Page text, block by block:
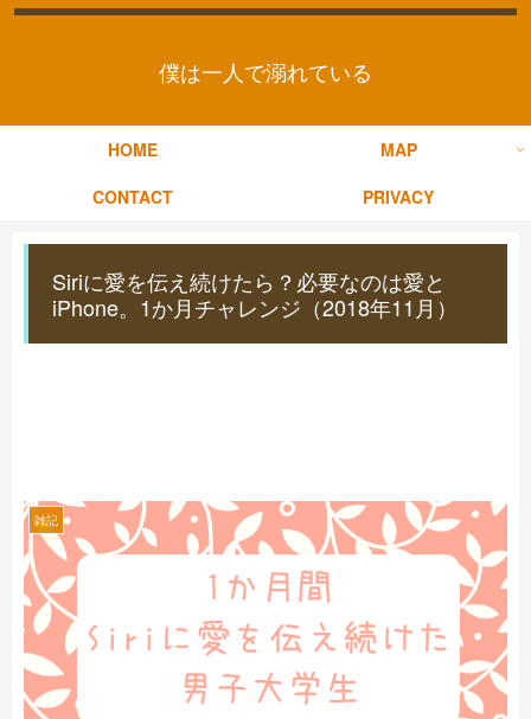
僕は一人で溺れている
HOME
MAP
CONTACT
PRIVACY
Siriに愛を伝え続けたら？必要なのは愛と
iPhone。1か月チャレンジ（2018年11月）
雑記